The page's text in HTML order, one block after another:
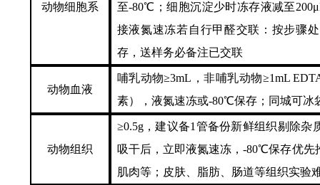
动物细胞系
至-80℃；细胞沉淀少时冻存液减至
接液氮速冻若自行甲醛交联：按步骤
存，送样务必备注已交联
动物血液
哺乳动物≥3mL，非哺乳动物≥1mL
素），液氮速冻或-80℃保存；同城可冰
动物组织
≥0.5g，建议备1管备份新鲜组织剔除杂
吸干后，立即液氮速冻，-80℃保存优先
肌肉等；皮肤、脂肪、肠道等组织实验